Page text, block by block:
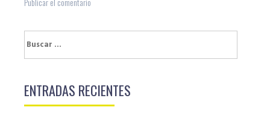
Buscar:
ENTRADAS RECIENTES